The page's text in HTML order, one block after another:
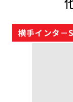
横手インタ－